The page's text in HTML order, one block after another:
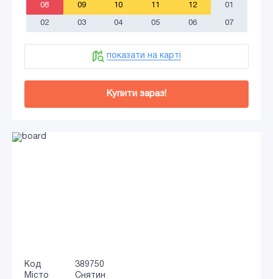
08 09 10 11 12 01
02 03 04 05 06 07
показати на карті
Купити зараз!
Код
389750
Місто
Снятин